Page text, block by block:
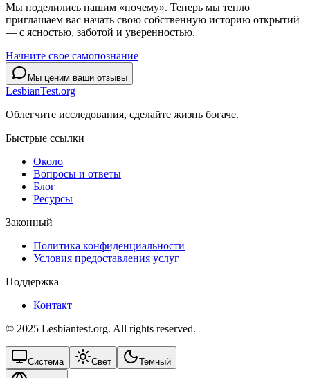
Мы поделились нашим «почему». Теперь мы тепло
приглашаем вас начать свою собственную историю открытий
— с ясностью, заботой и уверенностью.
Начните свое самопознание
Мы ценим ваши отзывы
LesbianTest.org
Облегчите исследования, сделайте жизнь богаче.
Быстрые ссылки
Около
Вопросы и ответы
Блог
Ресурсы
Законный
Политика конфиденциальности
Условия предоставления услуг
Поддержка
Контакт
© 2025 Lesbiantest.org. All rights reserved.
Система Свет Темный